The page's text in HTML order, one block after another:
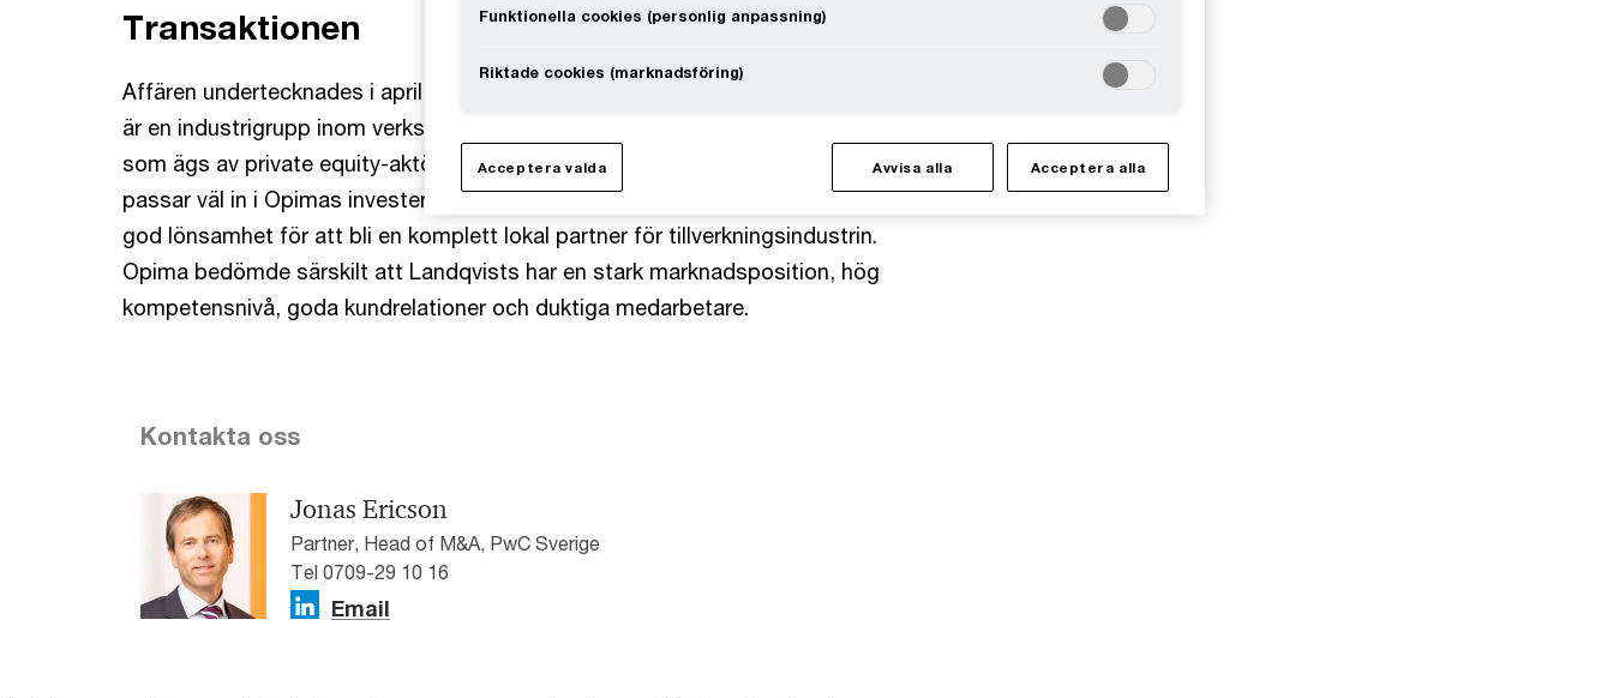
Transaktionen
Affären undertecknades i april 2025 med Opima som köpare. Köparen Opima
är en industrigrupp inom verkstadstjänster, industriservice och automation
som ägs av private equity-aktören Celero Capital. Investeringen i Landqvists
passar väl in i Opimas investeringsstrategi att förvärva välskötta bolag med
god lönsamhet för att bli en komplett lokal partner för tillverkningsindustrin.
Opima bedömde särskilt att Landqvists har en stark marknadsposition, hög
kompetensnivå, goda kundrelationer och duktiga medarbetare.
Kontakta oss
Jonas Ericson
Partner, Head of M&A, PwC Sverige
Tel 0709-29 10 16
Email
Funktionella cookies (personlig anpassning)
Riktade cookies (marknadsföring)
Acceptera valda Avvisa alla Acceptera alla